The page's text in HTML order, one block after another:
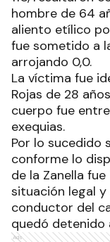
hombre de 64
aliento etílico
fue sometido a
arrojando 0,0.
La víctima fue
Rojas de 28
cuerpo fue
exequias.
Por lo sucedido
conforme lo
de la Zanella
situación legal
conductor del
quedó detenido
Ads